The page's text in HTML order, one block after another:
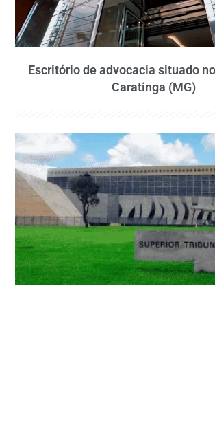
Escritório de advocacia situado
Caratinga (MG)